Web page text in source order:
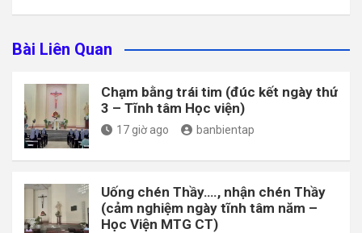
Bài Liên Quan
Chạm bằng trái tim (đúc kết ngày thứ
3 – Tĩnh tâm Học viện)
17 giờ ago banbientap
Uống chén Thầy…., nhận chén Thầy
(cảm nghiệm ngày tĩnh tâm năm –
Học Viện MTG CT)